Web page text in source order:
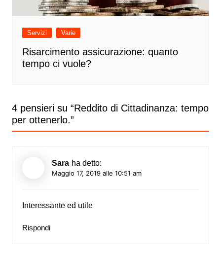
Servizi Varie
Risarcimento assicurazione: quanto
tempo ci vuole?
4 pensieri su “Reddito di Cittadinanza: tempo
per ottenerlo.”
Sara ha detto:
Maggio 17, 2019 alle 10:51 am
Interessante ed utile
Rispondi